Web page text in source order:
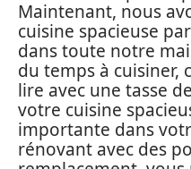
Maintenant, nous
cuisine spacieuse
dans toute notre
du temps à cuisiner,
lire avec une tasse
votre cuisine
importante dans
rénovant avec des